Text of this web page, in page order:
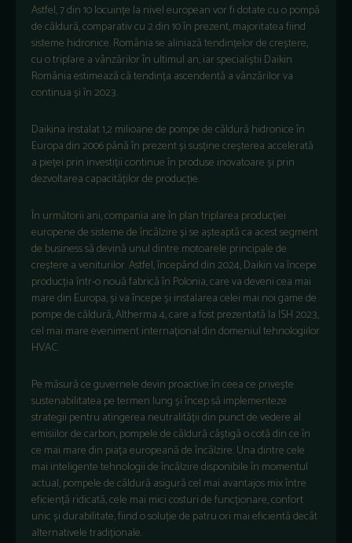
Astfel, 7 din 10 locuințe la nivel european vor fi dotate cu o pompă
de căldură, comparativ cu 2 din 10 în prezent, majoritatea fiind
sisteme hidronice. România se aliniază tendințelor de creștere,
cu o triplare a vânzărilor în ultimul an, iar specialiștii Daikin
România estimează că tendința ascendentă a vânzărilor va
continua și în 2023.
Daikina instalat 1,2 milioane de pompe de căldură hidronice în
Europa din 2006 până în prezent și susține creșterea accelerată
a pieței prin investiții continue în produse inovatoare și prin
dezvoltarea capacităților de producție.
În următorii ani, compania are în plan triplarea producției
europene de sisteme de încălzire și se așteaptă ca acest segment
de business să devină unul dintre motoarele principale de
creștere a veniturilor. Astfel, începând din 2024, Daikin va începe
producția într-o nouă fabrică în Polonia, care va deveni cea mai
mare din Europa, și va începe și instalarea celei mai noi game de
pompe de căldură, Altherma 4, care a fost prezentată la ISH 2023,
cel mai mare eveniment internațional din domeniul tehnologiilor
HVAC.
Pe măsură ce guvernele devin proactive în ceea ce privește
sustenabilitatea pe termen lung și încep să implementeze
strategii pentru atingerea neutralității din punct de vedere al
emisiilor de carbon, pompele de căldură câștigă o cotă din ce în
ce mai mare din piața europeană de încălzire. Una dintre cele
mai inteligente tehnologii de încălzire disponibile în momentul
actual, pompele de căldură asigură cel mai avantajos mix între
eficiență ridicată, cele mai mici costuri de funcționare, confort
unic și durabilitate, fiind o soluție de patru ori mai eficientă decât
alternativele tradiționale.